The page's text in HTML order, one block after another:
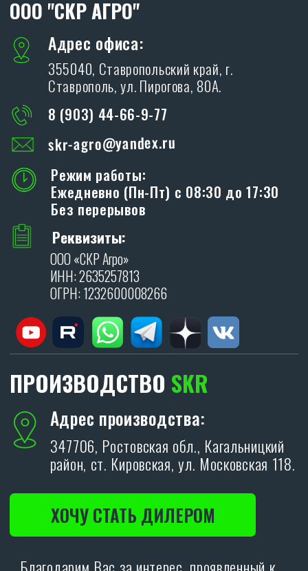
ОСТАВИТЬ ЗАЯВКУ
Политика конфиденциальности.
Я даю согласие на обработку персональных
данных в соответствии сполитикой
ОТПРАВИТЬ
ХОЧУ СТАТЬ ДИЛЕРОМ
Благодарим Вас за интерес, проявленный к
дилерам производственной компании «SKR»!